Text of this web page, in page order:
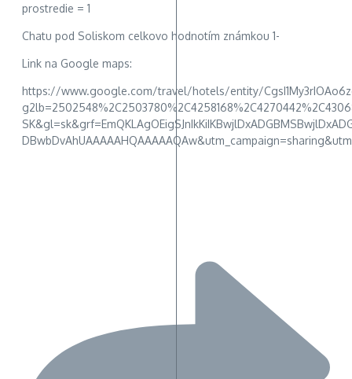
prostredie = 1
Chatu pod Soliskom celkovo hodnotím známkou 1-
Link na Google maps:
https://www.google.com/travel/hotels/entity/